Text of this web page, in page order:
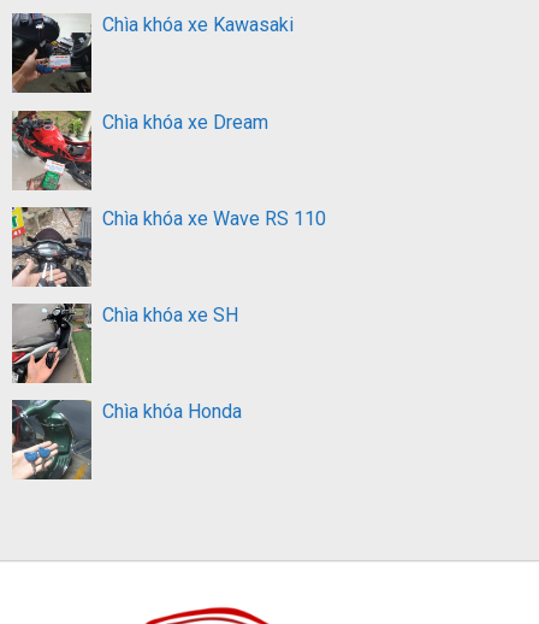
Chìa khóa xe Kawasaki
Chìa khóa xe Dream
Chìa khóa xe Wave RS 110
Chìa khóa xe SH
Chìa khóa Honda